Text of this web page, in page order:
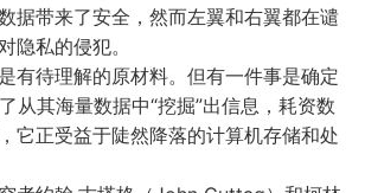
据带来了安全，然而左翼和右翼都在谴
隐私的侵犯。
有待理解的原材料。但有一件事是确定
从其海量数据中“挖掘”出信息，耗资数
它正受益于陡然降落的计算机存储和处